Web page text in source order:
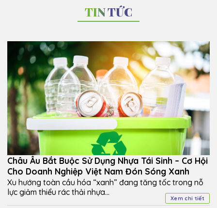
TIN TỨC
Châu Âu Bắt Buộc Sử Dụng Nhựa Tái Sinh – Cơ Hội
Cho Doanh Nghiệp Việt Nam Đón Sóng Xanh
Xu hướng toàn cầu hóa “xanh” đang tăng tốc trong nỗ
lực giảm thiểu rác thải nhựa...
Xem chi tiết